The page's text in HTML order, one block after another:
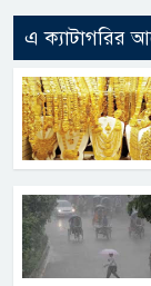
এ ক্যাটাগরির